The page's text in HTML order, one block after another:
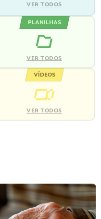
VER TODOS
PLANILHAS
VER TODOS
VÍDEOS
VER TODOS